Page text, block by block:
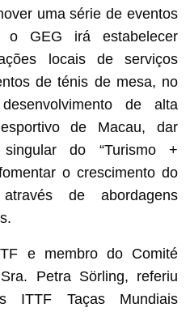
uma série de eventos
o GEG irá estabelecer
locais de serviços
de ténis de mesa, no
de alta
de Macau, dar
do “Turismo +
o crescimento do
de abordagens
e membro do Comité
Petra Sörling, referiu
ITTF Taças Mundiais